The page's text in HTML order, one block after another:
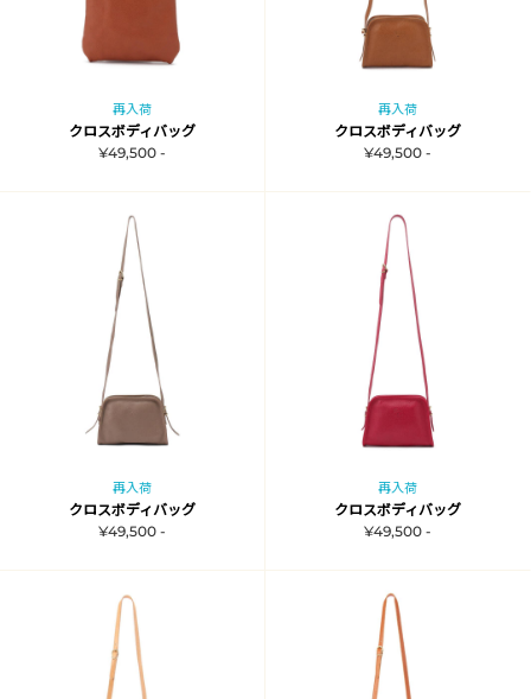
再入荷
クロスボディバッグ
¥49,500 -
再入荷
クロスボディバッグ
¥49,500 -
再入荷
クロスボディバッグ
¥49,500 -
再入荷
クロスボディバッグ
¥49,500 -